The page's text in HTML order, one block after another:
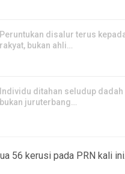
Peruntukan disalur terus
rakyat, bukan ahli…
Individu ditahan seludup dadah
bukan juruterbang…
56 kerusi pada PRN kali ini.